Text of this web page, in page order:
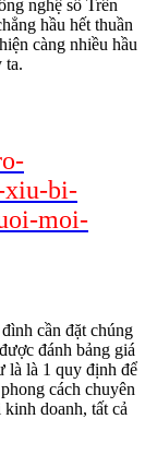
nghệ số Trên
hầu hết thuần
càng nhiều hầu
ta.
xiu-bi-
moi-
cần đặt chúng
đánh bảng giá
là là 1 quy định để
cách chuyên
kinh doanh, tất cả